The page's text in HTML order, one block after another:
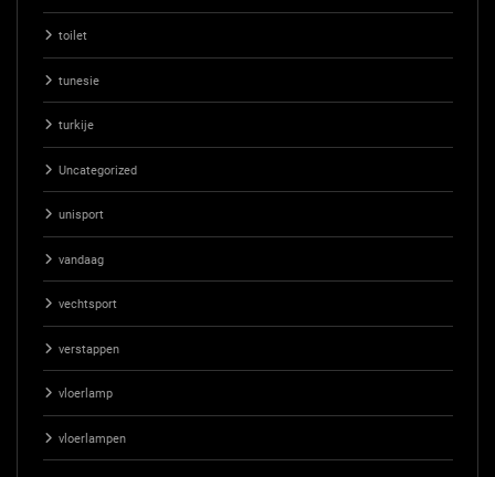
toilet
tunesie
turkije
Uncategorized
unisport
vandaag
vechtsport
verstappen
vloerlamp
vloerlampen